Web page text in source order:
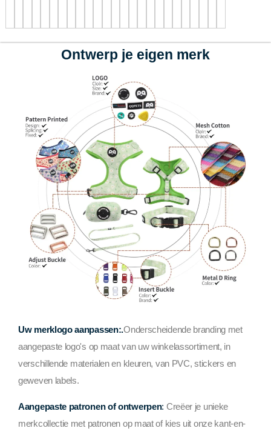
Ontwerp je eigen merk
Uw merklogo aanpassen:.Onderscheidende branding met
aangepaste logo's op maat van uw winkelassortiment, in
verschillende materialen en kleuren, van PVC, stickers en
geweven labels.
Aangepaste patronen of ontwerpen: Creëer je unieke
merkcollectie met patronen op maat of kies uit onze kant-en-